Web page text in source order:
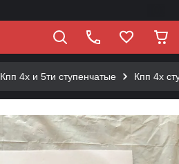
Кпп 4х и 5ти ступенчатые Кпп 4х